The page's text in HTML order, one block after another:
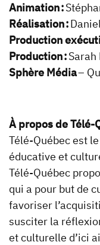
Animation :
Réalisation :
Production
Production :
Sphère Média–
À propos de Télé-
Télé-Québec est
éducative et
Télé-Québec
qui a pour but de
favoriser
susciter la
et culturelle d’ici